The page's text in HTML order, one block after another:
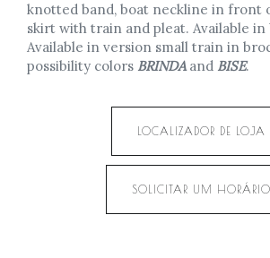
knotted band, boat neckline in front
skirt with train and pleat. Available in
Available in version small train in
possibility colors BRINDAand BISE.
LOCALIZADOR DE LOJA
SOLICITAR UM HORÁRIO